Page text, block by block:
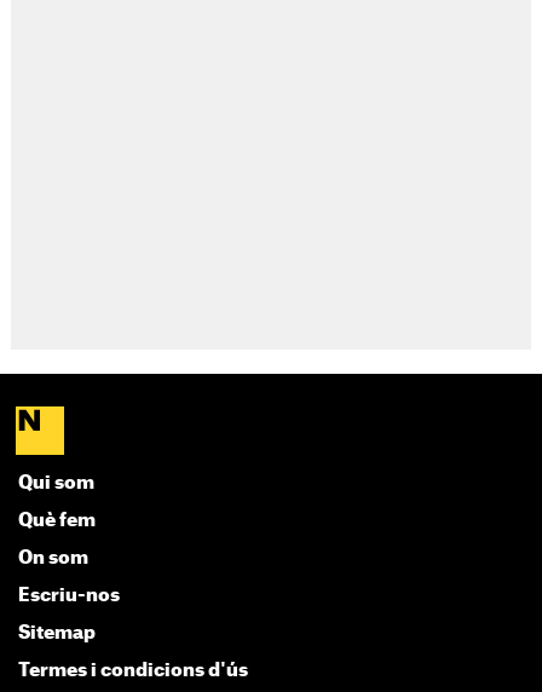
Qui som
Què fem
On som
Escriu-nos
Sitemap
Termes i condicions d'ús